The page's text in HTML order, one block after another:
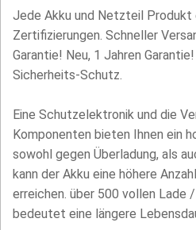
Jede Akku und Netzteil Produkt
Zertifizierungen. Schneller
Garantie! Neu, 1 Jahren
Sicherheits-Schutz.
Eine Schutzelektronik und die
Komponenten bieten Ihnen ein
sowohl gegen Überladung, als
kann der Akku eine höhere
erreichen. über 500 vollen Lade
bedeutet eine längere